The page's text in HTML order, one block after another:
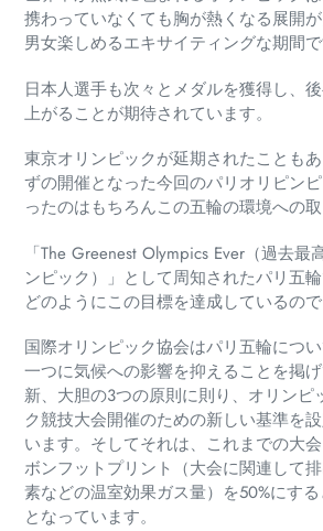
携わっていなくても胸が熱くなる展開
男女楽しめるエキサイティングな期間で
日本人選手も次々とメダルを獲得し、
上がることが期待されています。
東京オリンピックが延期されたことも
ずの開催となった今回のパリオリピン
ったのはもちろんこの五輪の環境への取
「The Greenest Olympics Ever（過去最
ンピック）」として周知されたパリ五
どのようにこの目標を達成しているので
国際オリンピック協会はパリ五輪につ
一つに気候への影響を抑えることを掲げ
新、大胆の3つの原則に則り、オリンピ
ク競技大会開催のための新しい基準を
います。そしてそれは、 これまでの大
ボンフットプリント（大会に関連して
素などの温室効果ガス量）を50%にす
となっています。